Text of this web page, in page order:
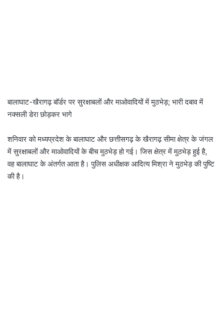
बालाघाट-खैरागढ़ बॉर्डर पर सुरक्षाबलों और माओवादियों में मुठभेड़; भारी दबाव में
नक्सली डेरा छोड़कर भागे
शनिवार को मध्यप्रदेश के बालाघाट और छत्तीसगढ़ के खैरागढ़ सीमा क्षेत्र के जंगल
में सुरक्षाबलों और माओवादियों के बीच मुठभेड़ हो गई। जिस क्षेत्र में मुठभेड़ हुई है,
वह बालाघाट के अंतर्गत आता है। पुलिस अधीक्षक आदित्य मिश्रा ने मुठभेड़ की पुष्टि
की है।